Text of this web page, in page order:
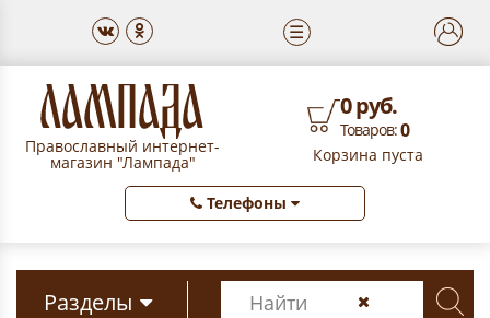
☰
Православный интернет-
магазин "Лампада"
0 руб.
Товаров:0
Корзина пуста
Телефоны
Разделы